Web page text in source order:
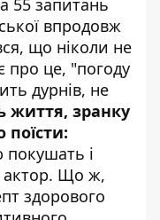
55 запитань
впродовж
що ніколи не
про це, "погоду
дурнів, не
життя, зранку
і
актор. Що ж,
здорового